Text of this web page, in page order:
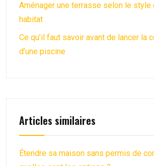
Aménager une terrasse selon le style
habitat
Ce qu’il faut savoir avant de lancer la
d’une piscine
Articles similaires
Étendre sa maison sans permis de